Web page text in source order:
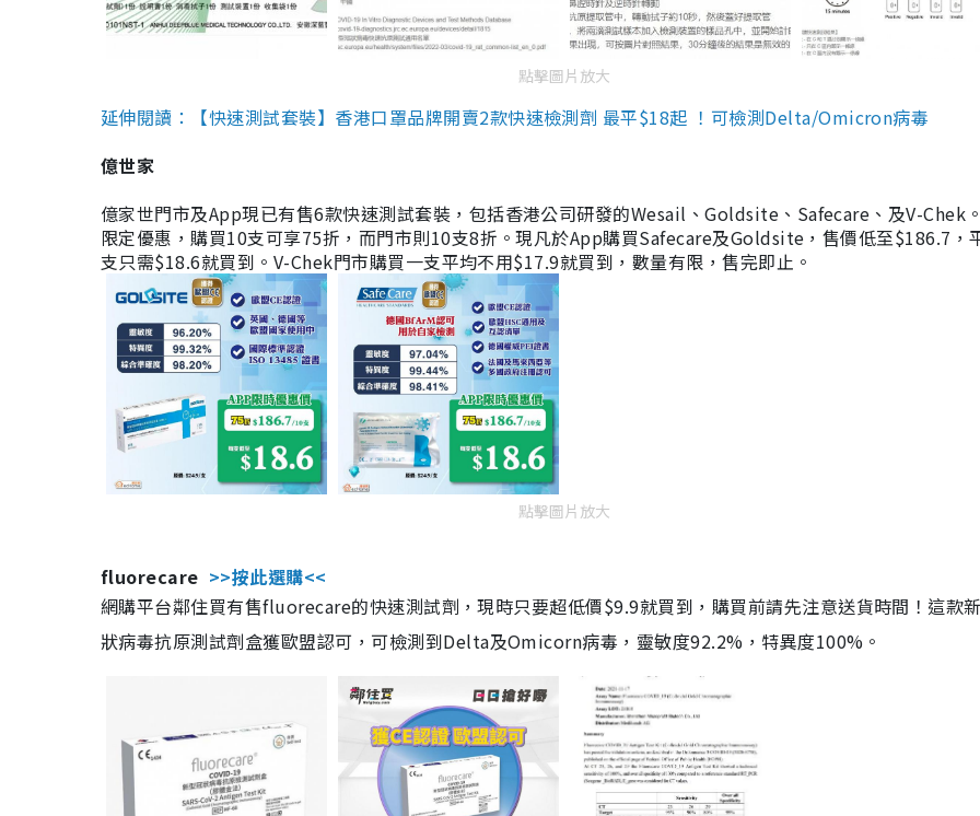
點擊圖片放大
延伸閱讀：【快速測試套裝】香港口罩品牌開賣2款快速檢測劑 最平$18起 ！可檢測Delta/Omicron病毒
億世家
億家世門市及App現已有售6款快速測試套裝，包括香港公司研發的Wesail、Goldsite、Safecare、及V-Chek
限定優惠，購買10支可享75折，而門市則10支8折。現凡於App購買Safecare及Goldsite，售價低至$186.7，
支只需$18.6就買到。V-Chek門市購買一支平均不用$17.9就買到，數量有限，售完即止。
點擊圖片放大
fluorecare >>按此選購<<
網購平台鄰住買有售fluorecare的快速測試劑，現時只要超低價$9.9就買到，購買前請先注意送貨時間！這款
狀病毒抗原測試劑盒獲歐盟認可，可檢測到Delta及Omicorn病毒，靈敏度92.2%，特異度100%。